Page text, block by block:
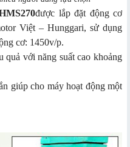
được lắp đặt động cơ
Việt – Hunggari, sử dụng
cơ: 1450v/p.
với năng suất cao khoảng
giúp cho máy hoạt động một